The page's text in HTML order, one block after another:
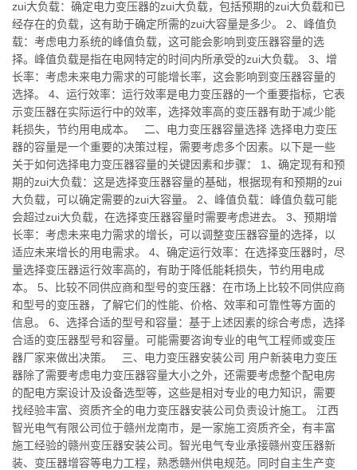
zui大负载：确定电力变压器的zui大负载，包括预期的zui大负载和已
经存在的负载，这有助于确定所需的zui大容量是多少。 2、峰值负
载：考虑电力系统的峰值负载，这可能会影响到变压器容量的选
择。峰值负载是指在电网特定的时间内所承受的zui大负载。 3、增
长率：考虑未来电力需求的可能增长率，这会影响到变压器容量的
选择。 4、运行效率：运行效率是电力变压器的一个重要指标，它表
示变压器在实际运行中的效率，选择效率高的变压器有助于减少能
耗损失，节约用电成本。 二、电力变压器容量选择 选择电力变压
器的容量是一个重要的决策过程，需要考虑多个因素。以下是一些
关于如何选择电力变压器容量的关键因素和步骤： 1、确定现有和预
期的zui大负载：这是选择变压器容量的基础，根据现有和预期的zui
大负载，可以确定需要的zui大容量。 2、峰值负载：峰值负载可能
会超过zui大负载，在选择变压器容量时需要考虑进去。 3、预期增
长率：考虑未来电力需求的增长，可以调整变压器容量的选择，以
适应未来增长的用电需求。 4、确定运行效率：在选择变压器时，尽
量选择变压器运行效率高的，有助于降低能耗损失，节约用电成
本。 5、比较不同供应商和型号的变压器：在市场上比较不同供应商
和型号的变压器，了解它们的性能、价格、效率和可靠性等方面的
信息。 6、选择合适的型号和容量：基于上述因素的综合考虑，选择
合适的变压器型号和容量。可能需要咨询专业的电气工程师或变压
器厂家来做出决策。 三、电力变压器安装公司 用户新装电力变压
器除了需要考虑电力变压器容量大小之外，还需要考虑整个配电房
的配电方案设计及设备选型等，这些是相对专业的电力知识，需要
找经验丰富、资质齐全的电力变压器安装公司负责设计施工。 江西
智光电气有限公司位于赣州龙南市，是一家施工资质齐全，有丰富
施工经验的赣州变压器安装公司。智光电气专业承接赣州变压器新
装、变压器增容等电力工程，熟悉赣州供电规范。同时自主生产变